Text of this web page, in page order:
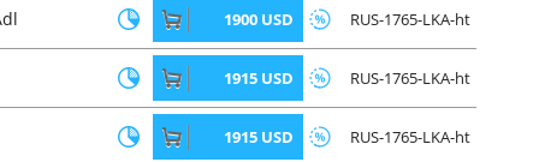
1900 USD RUS-1765-LKA-ht
1915 USD RUS-1765-LKA-ht
1915 USD RUS-1765-LKA-ht